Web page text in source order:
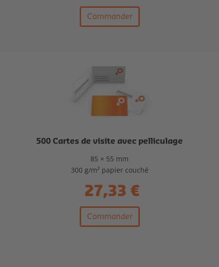
Commander
500 Cartes de visite avec pelliculage
85 × 55 mm
300 g/m² papier couché
27,33 €
Commander